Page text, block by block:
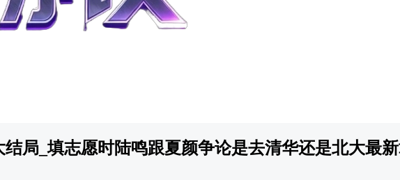
局_填志愿时陆鸣跟夏颜争论是去清华还是北大最